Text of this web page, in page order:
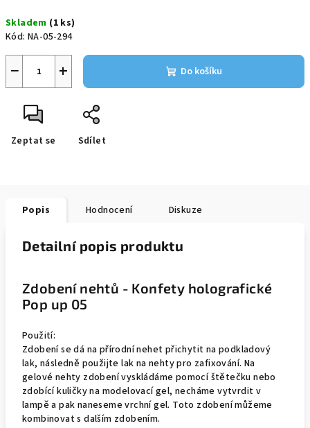
cena:
Skladem (1 ks)
Kód: NA-05-294
+
− Do košíku
Zeptat se Sdílet
Popis Hodnocení Diskuze
Detailní popis produktu
Zdobení nehtů - Konfety holografické
Pop up 05
Použití:
Zdobení se dá na přírodní nehet přichytit na podkladový
lak, následně použijte lak na nehty pro zafixování. Na
gelové nehty zdobení vyskládáme pomocí štětečku nebo
zdobící kuličky na modelovací gel, necháme vytvrdit v
lampě a pak naneseme vrchní gel. Toto zdobení můžeme
kombinovat s dalším zdobením.